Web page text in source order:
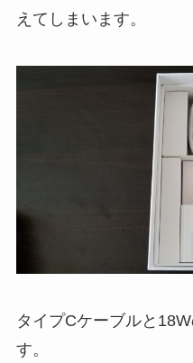
えてしまいます。
タイプCケーブルと
す。